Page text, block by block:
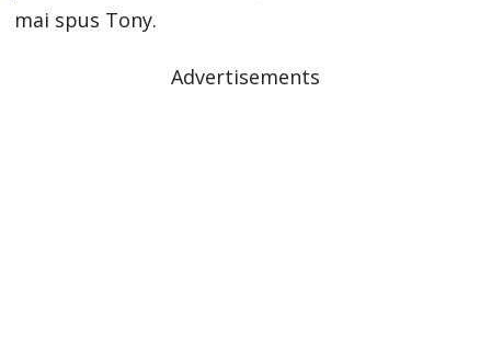
mai spus Tony.
Advertisements